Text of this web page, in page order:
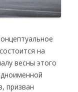
на
весны этого
призван